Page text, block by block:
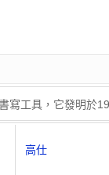
寫工具，它發明於
高仕